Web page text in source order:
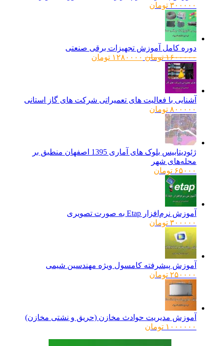
۳۰۰۰۰۰ تومان
دوره کامل آموزش تجهیزات برقی صنعتی
۱۶۰۰۰۰۰ تومانقیمت
۱۲۸۰۰۰۰ تومانقیمت
آشنایی با فعالیت های تعمیراتی شرکت های گاز استانی
۸۰۰۰۰۰ تومان
ژئودیتابیس بلوک های آماری 1395 اصفهان منطبق بر
محله‌های شهر
۶۵۰۰۰ تومان
آموزش نرم‌افزار Etap به صورت تصویری
۳۰۰۰۰۰ تومان
آموزش پیشرفته کامسول ویژه مهندسین شیمی
۲۵۰۰۰۰ تومان
آموزش مدیریت حوادث مخازن (حریق و نشتی مخازن)
۱۰۰۰۰۰۰ تومان